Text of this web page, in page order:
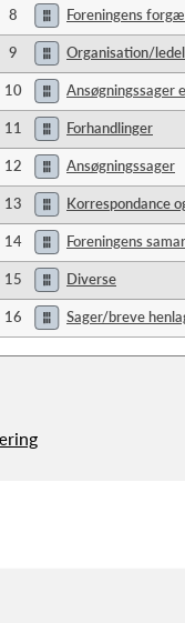
8 Foreningens
9 Organisation/
10 Ansøgningssager
11 Forhandlinger
12 Ansøgningssager
13 Korrespondance
14 Foreningens
15 Diverse
16 Sager/breve